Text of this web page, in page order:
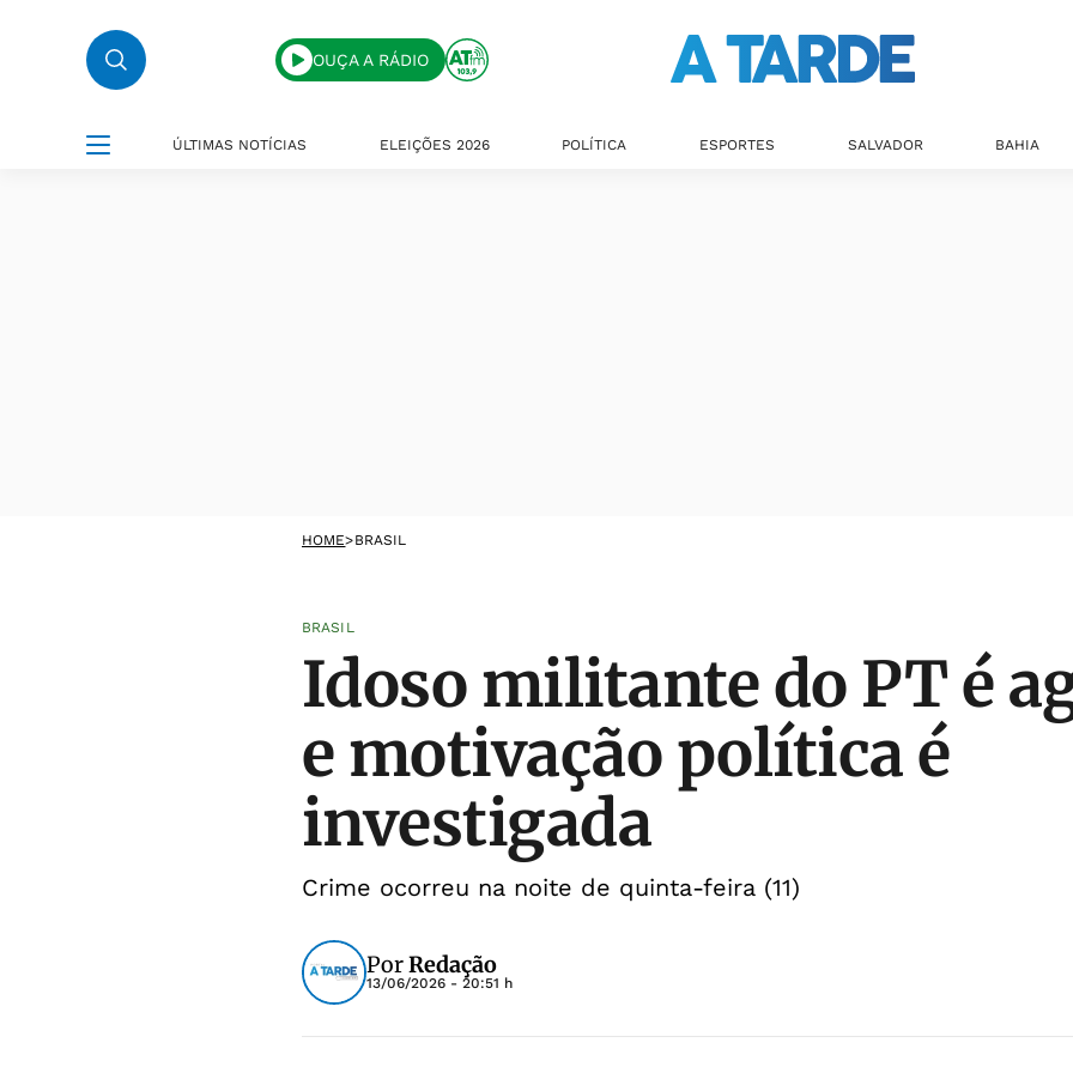
OUÇA A RÁDIO
ÚLTIMAS NOTÍCIAS ELEIÇÕES 2026 POLÍTICA ESPORTES SALVADOR BAHIA
HOME>BRASIL
BRASIL
Idoso militante do PT é
e motivação política é
investigada
Crime ocorreu na noite de quinta-feira (11)
PorRedação
13/06/2026 - 20:51 h